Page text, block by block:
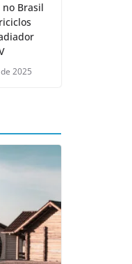
no Brasil
2025